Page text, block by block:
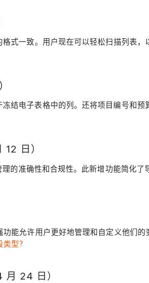
式一致。用户现在可以轻松扫描列表
结电子表格中的列。还将项目编号和
日）
的准确性和合规性。此新增功能简化
能允许用户更好地管理和自定义他们
型？
24 日）